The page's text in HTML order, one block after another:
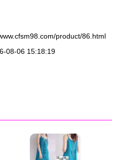
product/86.html
08-06 15:18:19